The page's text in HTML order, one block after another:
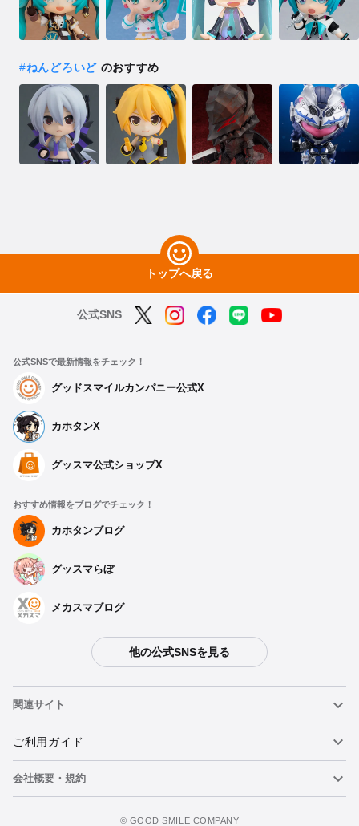
【再販】 ねんどろいど 初音ミクシンフォニー 5th Anniversary
Ver. - 2026年02月発売予定
予約期間：2025年10月02日~2025年11月12日まで
#ねんどろいどのおすすめ
トップへ戻る
公式SNS
公式SNSで最新情報をチェック！
グッドスマイルカンパニー公式X
カホタンX
グッスマ公式ショップX
おすすめ情報をブログでチェック！
カホタンブログ
グッスマらぼ
メカスマブログ
他の公式SNSを見る
関連サイト
ねんどろいど
ねんどろいどフェイスメーカー
ご利用ガイド
重要なお知らせ
会社概要・規約
©️ GOOD SMILE COMPANY